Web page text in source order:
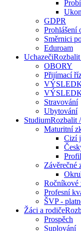
GDPR
Prohlášení
Směrnici
Eduroam
Uchazeči
OBORY
Přijímací
Stravování
Ubytování
StudiumRozbalit
Maturitní
Cizí
Závěrečné
Ročníkové
Profesní
ŠVP -
Žáci a rodiče
Prospěch
Suplování